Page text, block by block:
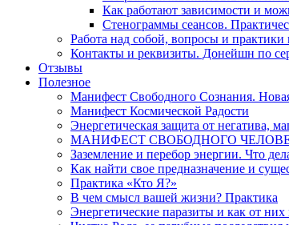
Как работают зависимости и
Стенограммы сеансов.
Работа над собой, вопросы и практики
Контакты и реквизиты. Донейшн по
Отзывы
Полезное
Манифест Свободного Сознания.
Манифест Космической Радости
Энергетическая защита от негатива,
МАНИФЕСТ СВОБОДНОГО
Заземление и перебор энергии. Что
Как найти свое предназначение и
Практика «Кто Я?»
В чем смысл вашей жизни? Практика
Энергетические паразиты и как от них